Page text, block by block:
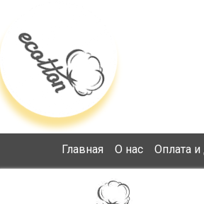
Главная О нас Оплата и